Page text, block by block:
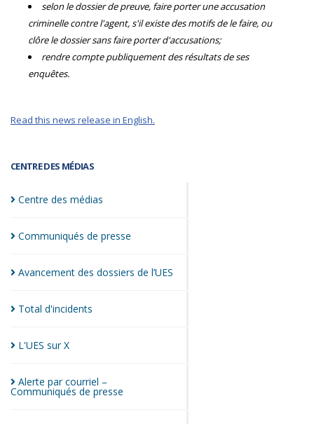
CENTRE DES MÉDIAS
Centre des médias
Communiqués de presse
Avancement des dossiers de l’UES
Total d'incidents
L'UES surX
Alerte par courriel –
Communiqués de presse
selon le dossier de preuve, faire porter une accusation
criminelle contre l'agent, s'il existe des motifs de le faire, ou
clôre le dossier sans faire porter d'accusations;
rendre compte publiquement des résultats de ses
enquêtes.
Read this news release in English.